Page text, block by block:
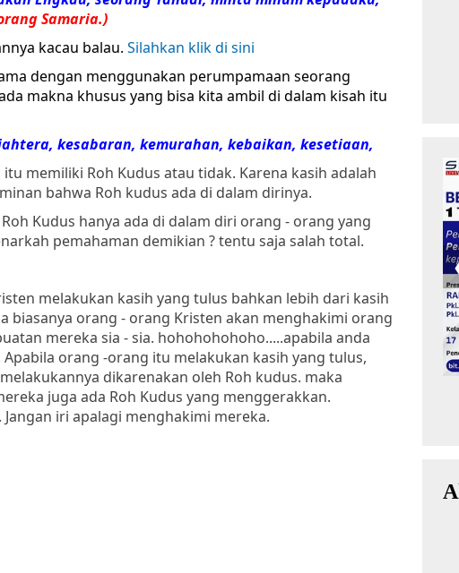
Samaria.)
kacau balau. Silahkan klik di sini
dengan menggunakan perumpamaan seorang
makna khusus yang bisa kita ambil di dalam kisah itu
kesabaran, kemurahan, kebaikan, kesetiaan,
memiliki Roh Kudus atau tidak. Karena kasih adalah
bahwa Roh kudus ada di dalam dirinya.
Kudus hanya ada di dalam diri orang - orang yang
pemahaman demikian ? tentu saja salah total.
melakukan kasih yang tulus bahkan lebih dari kasih
biasanya orang - orang Kristen akan menghakimi orang
mereka sia - sia. hohohohohoho.....apabila anda
orang -orang itu melakukan kasih yang tulus,
dikarenakan oleh Roh kudus. maka
juga ada Roh Kudus yang menggerakkan.
iri apalagi menghakimi mereka.